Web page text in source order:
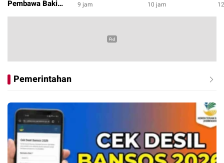
Pembawa Baki
4 jam
Pengentasan
9 jam
Pergoki Warga Tidur
10 jam
Pemerintahan